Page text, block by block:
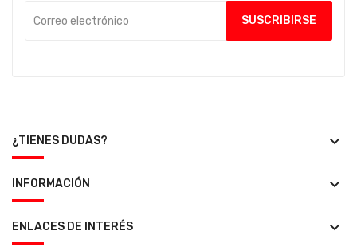
¿TIENES DUDAS? keyboard_arrow_down
INFORMACIÓN keyboard_arrow_down
ENLACES DE INTERÉS keyboard_arrow_down